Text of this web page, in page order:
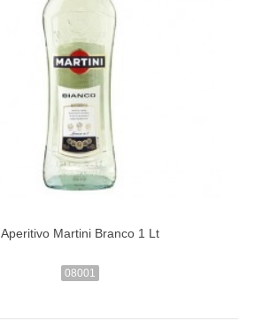
Aperitivo Martini Branco 1 Lt
08001